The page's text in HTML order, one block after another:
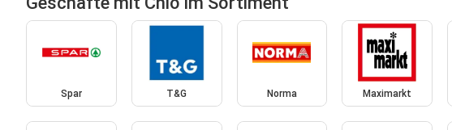
Spar T&G Norma Maximarkt